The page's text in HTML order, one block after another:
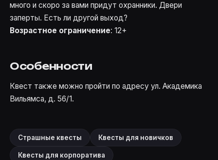
много и скоро за вами придут охранники. Двери
заперты. Есть ли другой выход?
Возрастное ограничение: 12+
Особенности
Квест также можно пройти по адресу ул. Академика
Вильямса, д. 56/1.
Страшные квесты Квесты для новичков
Квесты для корпоратива